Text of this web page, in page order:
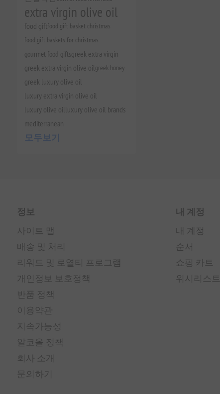
extra virgin olive oil
food giftfood gift basket christmas
food gift baskets for christmas
gourmet food giftsgreek extra virgin
greek extra virgin olive oilgreek honey
greek luxury olive oil
luxury extra virgin olive oil
luxury olive oilluxury olive oil brands
mediterranean
모두보기
정보
사이트 맵
배송 및 처리
리워드 및 로열티 프로그램
개인정보 보호정책
반품 정책
이용약관
지속가능성
알코올 정책
회사 소개
문의하기
내 계정
내 계정
순서
쇼핑 카트
위시리스트